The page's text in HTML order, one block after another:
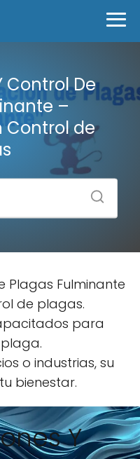
Control De
–
Control de
Plagas Fulminante
de plagas.
para
o industrias, su
bienestar.
Y